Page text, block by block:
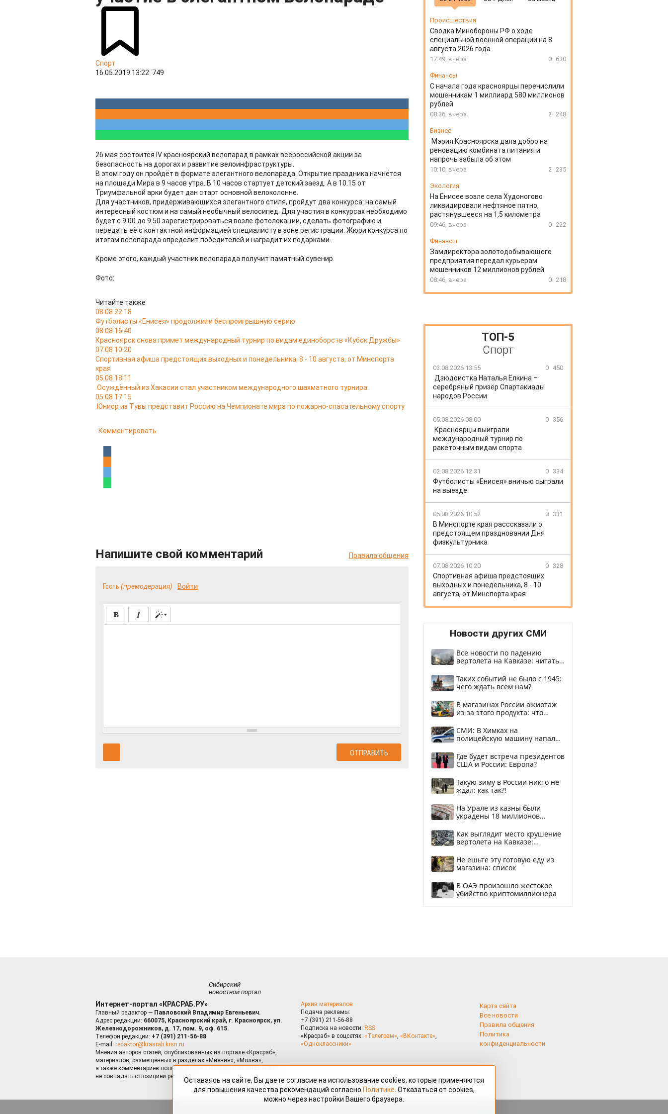
Спорт
16.05.2019 13:22 749
26 мая состоится IV красноярский велопарад в рамках всероссийской акции за
безопасность на дорогах и развитие велоинфраструктуры.
В этом году он пройдёт в формате элегантного велопарада. Открытие праздника начнётся
на площади Мира в 9 часов утра. В 10 часов стартует детский заезд. А в 10.15 от
Триумфальной арки будет дан старт основной велоколонне.
Для участников, придерживающихся элегантного стиля, пройдут два конкурса: на самый
интересный костюм и на самый необычный велосипед. Для участия в конкурсах необходимо
будет с 9.00 до 9.50 зарегистрироваться возле фотолокации, сделать фотографию и
передать её с контактной информацией специалисту в зоне регистрации. Жюри конкурса по
итогам велопарада определит победителей и наградит их подарками.
Кроме этого, каждый участник велопарада получит памятный сувенир.
Фото:
Читайте также
08.08 22:18
Футболисты «Енисея» продолжили беспроигрышную серию
08.08 16:40
Красноярск снова примет международный турнир по видам единоборств «Кубок Дружбы»
07.08 10:20
Спортивная афиша предстоящих выходных и понедельника, 8 - 10 августа, от Минспорта
края
05.08 18:11
Осуждённый из Хакасии стал участником международного шахматного турнира
05.08 17:15
Юниор из Тувы представит Россию на Чемпионате мира по пожарно-спасательному спорту
Комментировать
Напишите свой комментарий Правила общения
Гость (премодерация) Войти
Происшествия
Сводка Минобороны РФ о ходе
специальной военной операции на 8
августа 2026 года
17:49, вчера 0 630
Финансы
С начала года красноярцы перечислили
мошенникам 1 миллиард 580 миллионов
рублей
08:36, вчера 2 248
Бизнес
Мэрия Красноярска дала добро на
реновацию комбината питания и
напрочь забыла об этом
10:10, вчера 2 235
Экология
На Енисее возле села Худоногово
ликвидировали нефтяное пятно,
растянувшееся на 1,5 километра
09:46, вчера 0 222
Финансы
Замдиректора золотодобывающего
предприятия передал курьерам
мошенников 12 миллионов рублей
08:46, вчера 0 218
ТОП-5
Спорт
03.08.2026 13:55 0 450
Дзюдоистка Наталья Ёлкина –
серебряный призёр Спартакиады
народов России
05.08.2026 08:00 0 356
Красноярцы выиграли
международный турнир по
ракеточным видам спорта
02.08.2026 12:31 0 334
Футболисты «Енисея» вничью сыграли
на выезде
05.08.2026 10:52 0 331
В Минспорте края расссказали о
предстоящем праздновании Дня
физкультурника
07.08.2026 10:20 0 328
Спортивная афиша предстоящих
выходных и понедельника, 8 - 10
августа, от Минспорта края
Новости других СМИ
Все новости по падению
вертолета на Кавказе: читать
Таких событий не было с 1945:
чего ждать всем нам?
В магазинах России ажиотаж
из-за этого продукта: что
СМИ: В Химках на
полицейскую машину напали
Где будет встреча президентов
США и России: Европа?
Такую зиму в России никто не
ждал: как так?!
На Урале из казны были
украдены 18 миллионов
Как выглядит место крушение
вертолета на Кавказе:
Не ешьте эту готовую еду из
магазина: список
В ОАЭ произошло жестокое
убийство криптомиллионера
Сибирский
новостной портал
Интернет-портал «КРАСРАБ.РУ»
Главный редактор — Павловский Владимир Евгеньевич.
Адрес редакции: 660075, Красноярский край, г. Красноярск, ул.
Железнодорожников, д. 17, пом. 9, оф. 615.
Телефон редакции: +7 (391) 211-56-88
E-mail: redaktor@krasrab.krsn.ru
Мнения авторов статей, опубликованных на портале «Красраб»,
материалов, размещённых в разделах «Мнения», «Молва»,
а также комментариев пользователей к материалам сайта могут
не совпадать с позицией редакции.
Архив материалов
Подача рекламы:
+7 (391) 211-56-88
Подписка на новости: RSS
«Красраб» в соцсетях: «Телеграм», «ВКонтакте»,
«Одноклассники»
Карта сайта
Все новости
Правила общения
Политика
конфиденциальности
Оставаясь на сайте, Вы даете согласие на использование cookies, которые применяются
для повышения качества рекомендаций согласно Политике . Отказаться от cookies,
можно через настройки Вашего браузера.